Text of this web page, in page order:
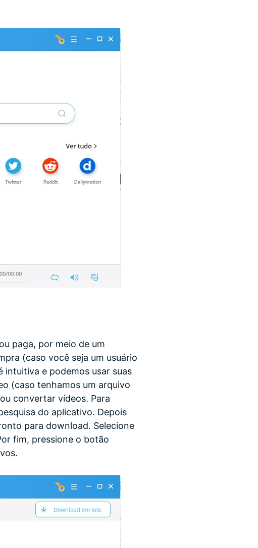
paga, por meio de um
(caso você seja um usuário
intuitiva e podemos usar suas
(caso tenhamos um arquivo
convertar vídeos. Para
do aplicativo. Depois
para download. Selecione
fim, pressione o botão